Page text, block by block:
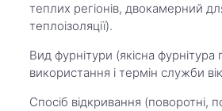
теплих регіонів, двокамерний
теплоізоляції).
Вид фурнітури (якісна фурнітура
використання і термін служби
Спосіб відкривання (поворотні,